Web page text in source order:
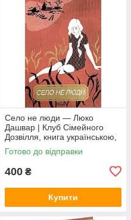
Село не люди — Люко
Дашвар | Клуб Сімейного
Дозвілля, книга українською,
нова, тверда
Готово до відправки
400 ₴
Купити